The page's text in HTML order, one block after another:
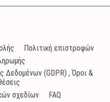
Πολιτική επιστροφών
Δεδομένων (GDPR) , Όροι &
σχεδίων
FAQ